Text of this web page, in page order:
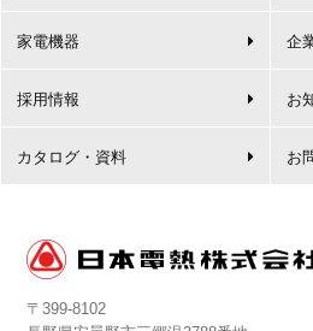
家電機器 企
採用情報 お
カタログ・資料 お
〒399-8102